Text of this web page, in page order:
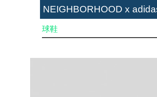
NEIGHBORHOOD​ x
定版POD 3.1、NMD 4
售！
球鞋